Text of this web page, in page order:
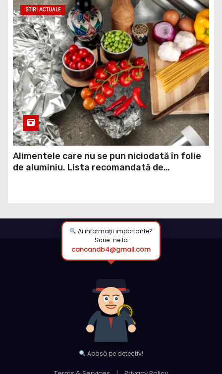
STIRI ACTUALE
Alimentele care nu se pun niciodată în folie
de aluminiu. Lista recomandată de
Ai informații importante?
Scrie-ne la
cancandb4@gmail.com
Apasă pe detectiv!